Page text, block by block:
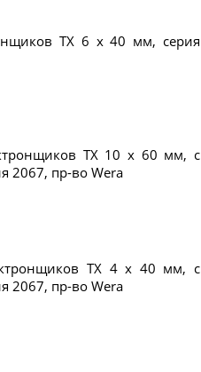
TX 6 x 40 мм, серия
TX 10 x 60 мм, с
2067, пр-во Wera
TX 4 x 40 мм, с
2067, пр-во Wera